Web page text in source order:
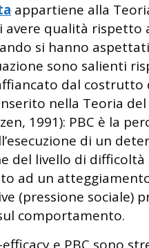
appartiene alla
avere qualità rispetto
si hanno
sono salienti
dal costrutto
nella Teoria
1991): PBC è la
di un
del livello di
ad un
(pressione sociale)
comportamento.